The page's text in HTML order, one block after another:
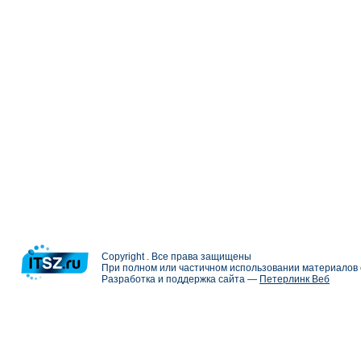
Copyright . Все права защищены
При полном или частичном использовании
Разработка и поддержка сайта — Петерлинк Веб